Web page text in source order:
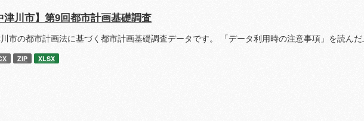
津川市】第9回都市計画基礎調査
市の都市計画法に基づく都市計画基礎調査データです。 「データ利用時の注意事項」を読んだ
ZIP XLSX